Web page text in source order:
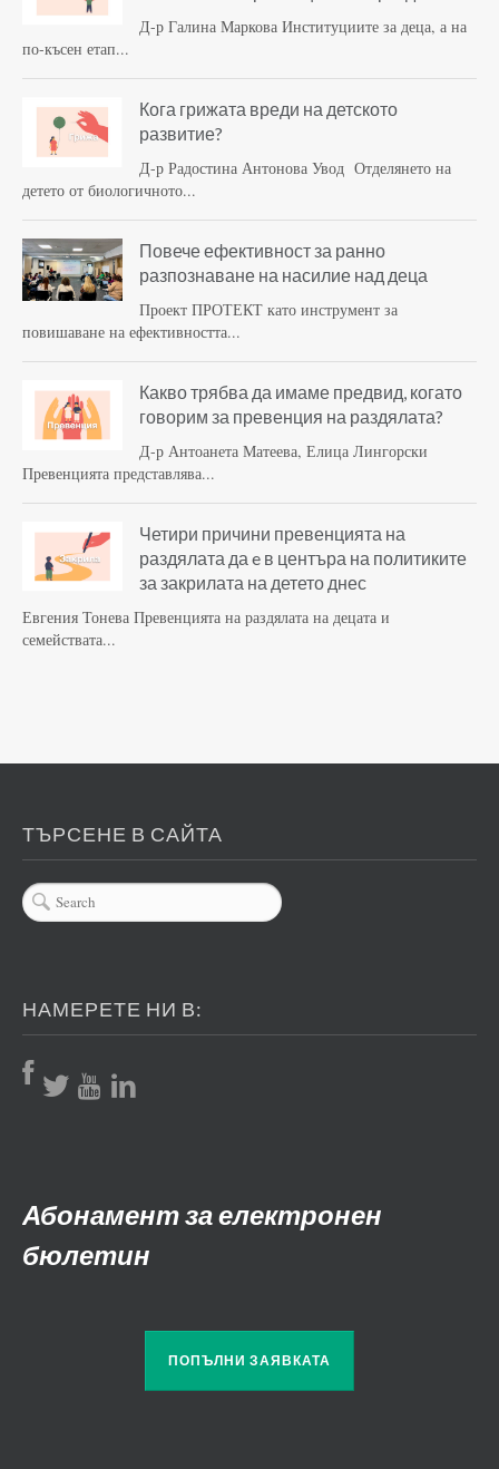
Д-р Галина Маркова Институциите за деца, а на
по-късен етап...
Кога грижата вреди на детското
развитие?
Д-р Радостина Антонова Увод Отделянето на
детето от биологичното...
Повече ефективност за ранно
разпознаване на насилие над деца
Проект ПРОТЕКТ като инструмент за
повишаване на ефективността...
Какво трябва да имаме предвид, когато
говорим за превенция на раздялата?
Д-р Антоанета Матеева, Елица Лингорски
Превенцията представлява...
Четири причини превенцията на
раздялата да e в центъра на политиките
за закрилата на детето днес
Евгения Тонева Превенцията на раздялата на децата и
семействата...
ТЪРСЕНЕ В САЙТА
НАМЕРЕТЕ НИ В:
Абонамент за електронен
бюлетин
ПОПЪЛНИ ЗАЯВКАТА